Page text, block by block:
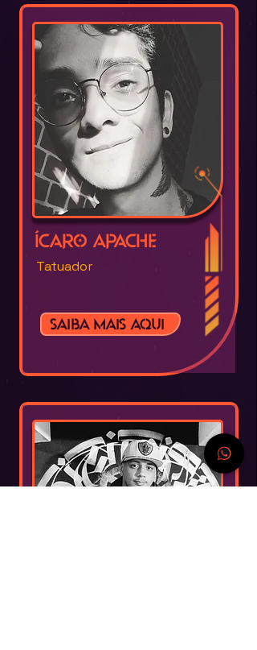
Ícaro Apache
Tatuador
Saiba mais aqui